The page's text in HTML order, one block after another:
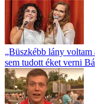
„Büszkébb lány voltam
sem tudott éket verni